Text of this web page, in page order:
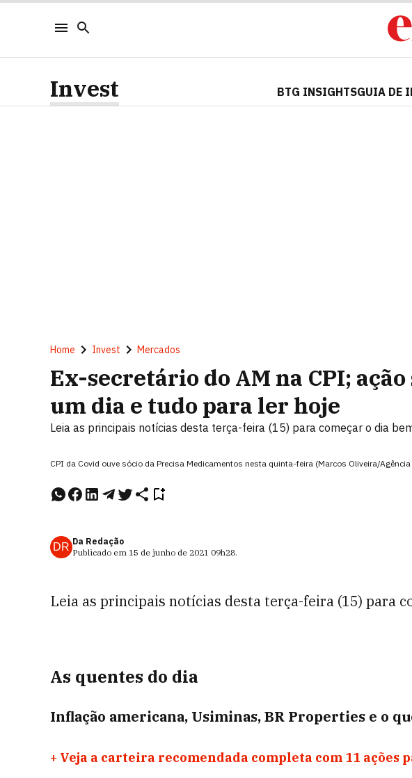
Invest BTG INSIGHTSGUIA DE
Home Invest Mercados
Ex-secretário do AM na CPI;
um dia e tudo para ler hoje
Leia as principais notícias desta terça-feira (15) para começar o dia
CPI da Covid ouve sócio da Precisa Medicamentos nesta quinta-feira (Marcos Oliveira/Agência
DR Da Redação
Publicado em 15 de junho de 2021 09h28.
Leia as principais notícias desta terça-feira (15) para
As quentes do dia
Inflação americana, Usiminas, BR Properties e o
+ Veja a carteira recomendada completa com 11 ações